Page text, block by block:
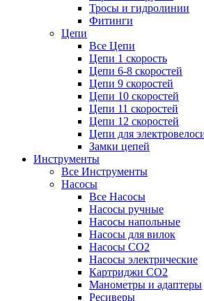
Тросы и гидролинии
Фитинги
Цепи
Все Цепи
Цепи 1 скорость
Цепи 6-8 скоростей
Цепи 9 скоростей
Цепи 10 скоростей
Цепи 11 скоростей
Цепи 12 скоростей
Цепи для
Замки цепей
Инструменты
Все Инструменты
Насосы
Все Насосы
Насосы ручные
Насосы напольные
Насосы для вилок
Насосы CO2
Насосы электрические
Картриджи CO2
Манометры и адаптеры
Ресиверы